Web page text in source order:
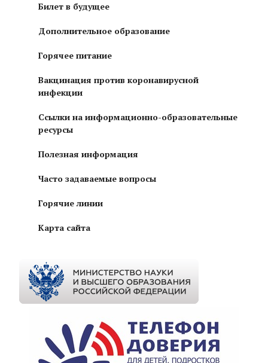
Билет в будущее
Дополнительное образование
Горячее питание
Вакцинация против коронавирусной
инфекции
Ссылки на информационно-образовательные
ресурсы
Полезная информация
Часто задаваемые вопросы
Горячие линии
Карта сайта